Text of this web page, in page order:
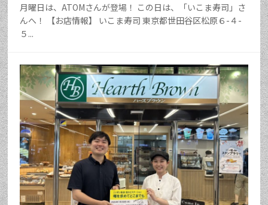
月曜日は、ATOMさんが登場！ この日は、「いこま寿司」さ
んへ！ 【お店情報】 いこま寿司 東京都世田谷区松原６-４-
５...